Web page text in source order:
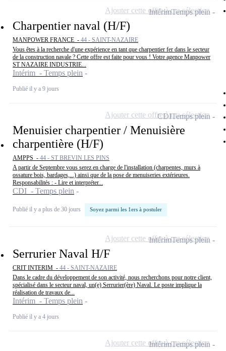
Charpentier naval (H/F)
MANPOWER FRANCE - 44 - SAINT-NAZAIRE
Vous êtes à la recherche d'une expérience en tant que charpentier fer dans le secteur
de la construction navale ? Cette offre est faite pour vous ! Votre agence Manpower
ST NAZAIRE INDUSTRIE...
Intérim - Temps plein
Publié il y a 9 jours
IntérimTemps plein
Ajouter cette offre à ma sélection
Menuisier charpentier / Menuisière
charpentière (H/F)
AMPPS - 44 - ST BREVIN LES PINS
A partir de Septembre vous serez en charge de l'installation (charpentes, murs à
ossature bois, bardages,...) ainsi que de la pose de menuiseries extérieures.
Responsabilités : - Lire et interpréter...
CDI - Temps plein
Publié il y a plus de 30 jours Soyez parmi les 1ers à postuler
CDITemps plein
Ajouter cette offre à ma sélection
Serrurier Naval H/F
CRIT INTERIM - 44 - SAINT-NAZAIRE
Dans le cadre du développement de son activité, nous recherchons pour notre client,
spécialisé dans le secteur naval, un(e) Serrurier(ère) Naval. Le poste implique la
réalisation de travaux de...
Intérim - Temps plein
Publié il y a 4 jours
IntérimTemps plein
Ajouter cette offre à ma sélection
IntérimTemps plein
Ajouter cette offre à ma sélection